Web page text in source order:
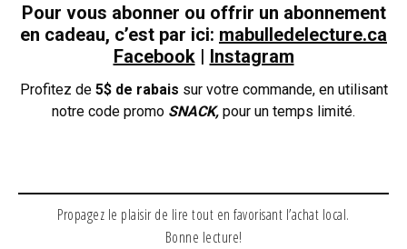
Pour vous abonner ou offrir un abonnement
en cadeau, c’est par ici: mabulledelecture.ca
Facebook| Instagram
Profitez de 5$ de rabais sur votre commande, en utilisant
notre code promo SNACK, pour un temps limité.
Propagez le plaisir de lire tout en favorisant l’achat local.
Bonne lecture!